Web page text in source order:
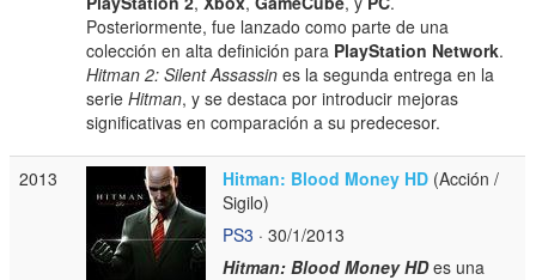
Posteriormente, fue lanzado como parte de una
colección en alta definición para PlayStation Network.
Hitman 2: Silent Assassin es la segunda entrega en la
serieHitman, y se destaca por introducir mejoras
significativas en comparación a su predecesor.
2013 Hitman: Blood Money HD (Acción /
Sigilo)
PS3 · 30/1/2013
Hitman: Blood Money HDes una